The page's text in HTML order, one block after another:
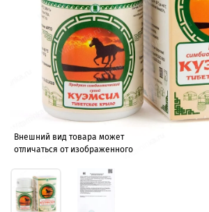
Внешний вид товара может
отличаться от изображенного